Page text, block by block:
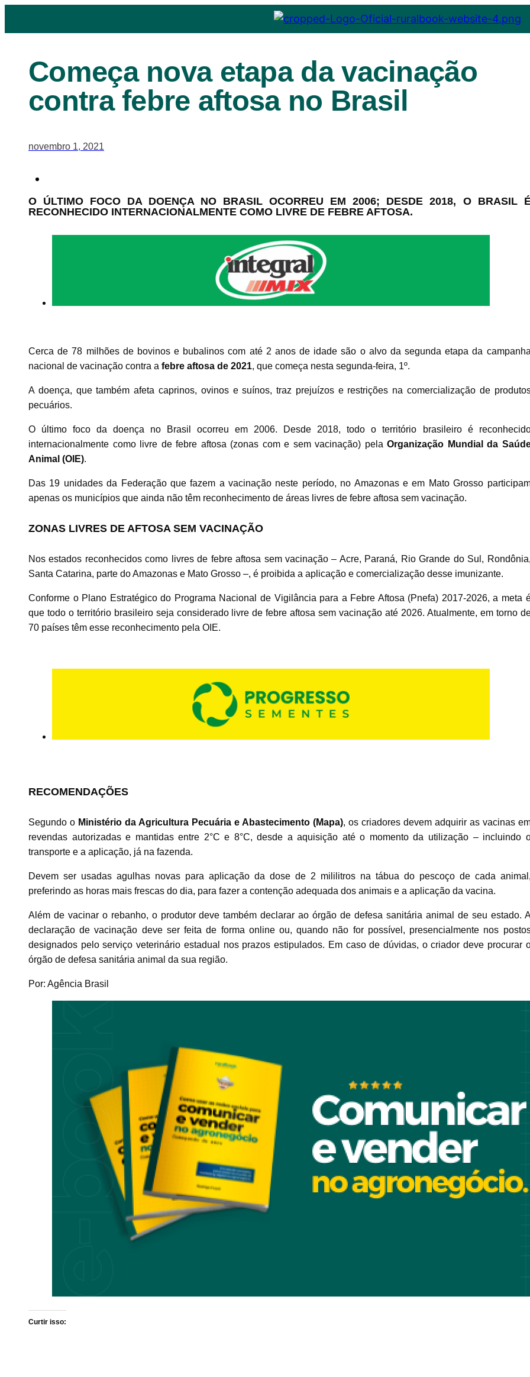
Começa nova etapa da vacinação
contra febre aftosa no Brasil
novembro 1, 2021
O ÚLTIMO FOCO DA DOENÇA NO BRASIL OCORREU EM 2006; DESDE 2018, O BRASIL
RECONHECIDO INTERNACIONALMENTE COMO LIVRE DE FEBRE AFTOSA.
Cerca de 78 milhões de bovinos e bubalinos com até 2 anos de idade são o alvo da segunda etapa da campanha
nacional de vacinação contra a febre aftosa de 2021, que começa nesta segunda-feira, 1º.
A doença, que também afeta caprinos, ovinos e suínos, traz prejuízos e restrições na comercialização de
pecuários.
O último foco da doença no Brasil ocorreu em 2006. Desde 2018, todo o território brasileiro é
internacionalmente como livre de febre aftosa (zonas com e sem vacinação) pelaOrganização Mundial da
Animal (OIE).
Das 19 unidades da Federação que fazem a vacinação neste período, no Amazonas e em Mato Grosso
apenas os municípios que ainda não têm reconhecimento de áreas livres de febre aftosa sem vacinação.
ZONAS LIVRES DE AFTOSA SEM VACINAÇÃO
Nos estados reconhecidos como livres de febre aftosa sem vacinação – Acre, Paraná, Rio Grande do Sul, Rondônia,
Santa Catarina, parte do Amazonas e Mato Grosso –, é proibida a aplicação e comercialização desse imunizante.
Conforme o Plano Estratégico do Programa Nacional de Vigilância para a Febre Aftosa (Pnefa) 2017-2026, a meta
que todo o território brasileiro seja considerado livre de febre aftosa sem vacinação até 2026. Atualmente, em torno
70 países têm esse reconhecimento pela OIE.
RECOMENDAÇÕES
Segundo o Ministério da Agricultura Pecuária e Abastecimento (Mapa), os criadores devem adquirir as vacinas
revendas autorizadas e mantidas entre 2°C e 8°C, desde a aquisição até o momento da utilização – incluindo
transporte e a aplicação, já na fazenda.
Devem ser usadas agulhas novas para aplicação da dose de 2 mililitros na tábua do pescoço de cada animal,
preferindo as horas mais frescas do dia, para fazer a contenção adequada dos animais e a aplicação da vacina.
Além de vacinar o rebanho, o produtor deve também declarar ao órgão de defesa sanitária animal de seu estado.
declaração de vacinação deve ser feita de forma online ou, quando não for possível, presencialmente nos
designados pelo serviço veterinário estadual nos prazos estipulados. Em caso de dúvidas, o criador deve procurar
órgão de defesa sanitária animal da sua região.
Por: Agência Brasil
Curtir isso: